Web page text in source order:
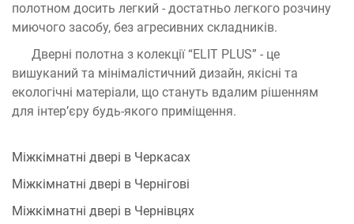
полотном досить легкий - достатньо легкого розчину
миючого засобу, без агресивних складників.
Дверні полотна з колекції “ELIT PLUS” - це
вишуканий та мінімалістичний дизайн, якісні та
екологічні матеріали, що стануть вдалим рішенням
для інтер’єру будь-якого приміщення.
Міжкімнатні двері в Черкасах
Міжкімнатні двері в Чернігові
Міжкімнатні двері в Чернівцях